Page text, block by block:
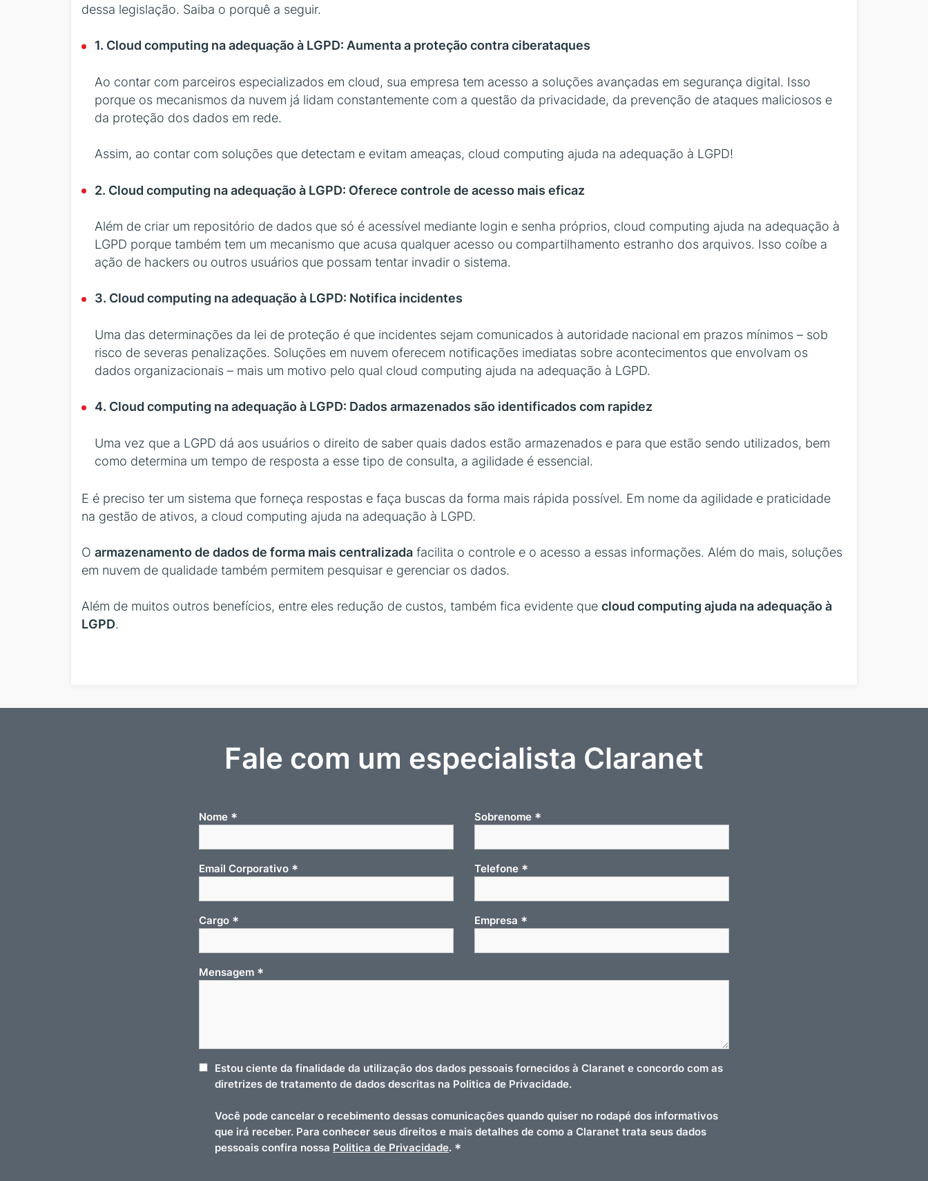
dessa legislação. Saiba o porquê a seguir.
1. Cloud computing na adequação à LGPD: Aumenta a proteção contra ciberataques
Ao contar com parceiros especializados em cloud, sua empresa tem acesso a soluções avançadas em segurança digital. Isso
porque os mecanismos da nuvem já lidam constantemente com a questão da privacidade, da prevenção de ataques maliciosos e
da proteção dos dados em rede.
Assim, ao contar com soluções que detectam e evitam ameaças, cloud computing ajuda na adequação à LGPD!
2. Cloud computing na adequação à LGPD: Oferece controle de acesso mais eficaz
Além de criar um repositório de dados que só é acessível mediante login e senha próprios, cloud computing ajuda na adequação à
LGPD porque também tem um mecanismo que acusa qualquer acesso ou compartilhamento estranho dos arquivos. Isso coíbe a
ação de hackers ou outros usuários que possam tentar invadir o sistema.
3. Cloud computing na adequação à LGPD: Notifica incidentes
Uma das determinações da lei de proteção é que incidentes sejam comunicados à autoridade nacional em prazos mínimos – sob
risco de severas penalizações. Soluções em nuvem oferecem notificações imediatas sobre acontecimentos que envolvam os
dados organizacionais – mais um motivo pelo qual cloud computing ajuda na adequação à LGPD.
4. Cloud computing na adequação à LGPD: Dados armazenados são identificados com rapidez
Uma vez que a LGPD dá aos usuários o direito de saber quais dados estão armazenados e para que estão sendo utilizados, bem
como determina um tempo de resposta a esse tipo de consulta, a agilidade é essencial.
E é preciso ter um sistema que forneça respostas e faça buscas da forma mais rápida possível. Em nome da agilidade e praticidade
na gestão de ativos, a cloud computing ajuda na adequação à LGPD.
O armazenamento de dados de forma mais centralizada facilita o controle e o acesso a essas informações. Além do mais, soluções
em nuvem de qualidade também permitem pesquisar e gerenciar os dados.
Além de muitos outros benefícios, entre eles redução de custos, também fica evidente que cloud computing ajuda na adequação à
LGPD.
Fale com um especialista Claranet
Nome * Sobrenome *
Email Corporativo * Telefone *
Cargo * Empresa *
Mensagem *
Estou ciente da finalidade da utilização dos dados pessoais fornecidos à Claranet e concordo com as
diretrizes de tratamento de dados descritas na Politica de Privacidade.
Você pode cancelar o recebimento dessas comunicações quando quiser no rodapé dos informativos
que irá receber. Para conhecer seus direitos e mais detalhes de como a Claranet trata seus dados
pessoais confira nossa Politica de Privacidade. *